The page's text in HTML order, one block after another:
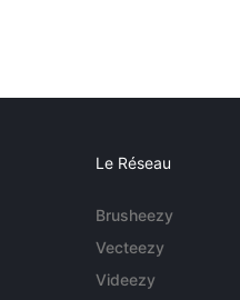
Le Réseau
Brusheezy
Vecteezy
Videezy